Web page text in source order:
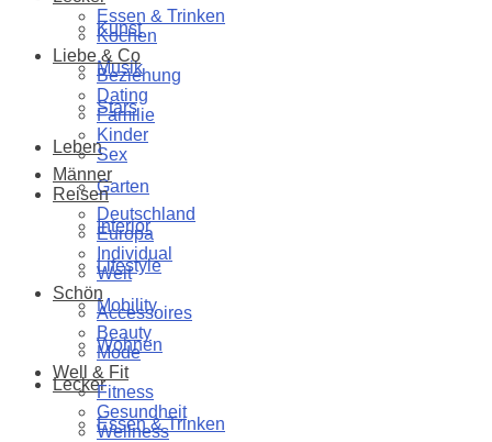
Kunst
Musik
Stars
Leben
Garten
Interior
Lifestyle
Mobility
Wohnen
Lecker
Essen & Trinken
Essen & Trinken
Kochen
Liebe & Co
Beziehung
Dating
Familie
Kinder
Sex
Männer
Reisen
Deutschland
Europa
Individual
Welt
Schön
Accessoires
Beauty
Mode
Well & Fit
Fitness
Gesundheit
Wellness